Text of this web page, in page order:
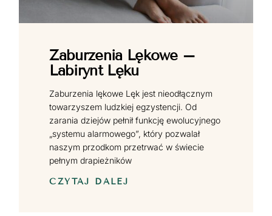
Zaburzenia Lękowe –
Labirynt Lęku
Zaburzenia lękowe Lęk jest nieodłącznym
towarzyszem ludzkiej egzystencji. Od
zarania dziejów pełnił funkcję ewolucyjnego
„systemu alarmowego”, który pozwalał
naszym przodkom przetrwać w świecie
pełnym drapieżników
CZYTAJ DALEJ